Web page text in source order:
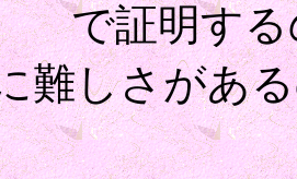
るのと大
難しさがあ